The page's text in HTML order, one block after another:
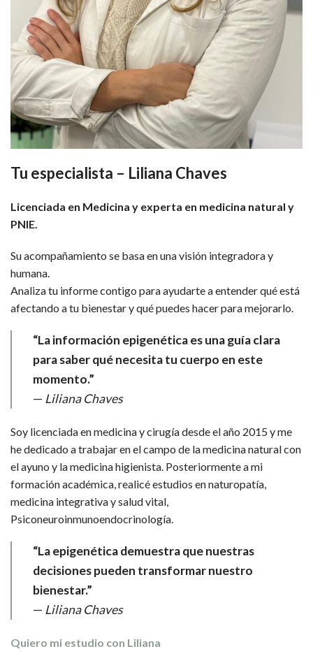
Tu especialista – Liliana Chaves
Licenciada en Medicina y experta en medicina natural y
PNIE.
Su acompañamiento se basa en una visión integradora y
humana.
Analiza tu informe contigo para ayudarte a entender qué está
afectando a tu bienestar y qué puedes hacer para mejorarlo.
“La información epigenética es una guía clara
para saber qué necesita tu cuerpo en este
momento.”
— Liliana Chaves
Soy licenciada en medicina y cirugía desde el año 2015 y me
he dedicado a trabajar en el campo de la medicina natural con
el ayuno y la medicina higienista. Posteriormente a mi
formación académica, realicé estudios en naturopatía,
medicina integrativa y salud vital,
Psiconeuroinmunoendocrinología.
“La epigenética demuestra que nuestras
decisiones pueden transformar nuestro
bienestar.”
— Liliana Chaves
Quiero mi estudio con Liliana